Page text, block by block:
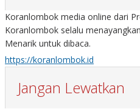
Koranlombok media online dari
Koranlombok selalu
Menarik untuk dibaca.
https://koranlombok.id
Jangan Lewatkan